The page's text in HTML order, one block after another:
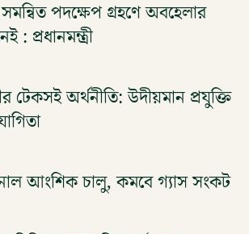
পদক্ষেপ গ্রহণে অবহেলার
প্রধানমন্ত্রী
টেকসই অর্থনীতি: উদীয়মান প্রযুক্তি
আংশিক চালু, কমবে গ্যাস সংকট